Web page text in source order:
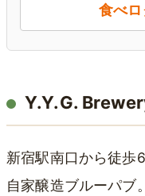
食べ
Y.Y.G.
新宿駅南口から徒歩
自家醸造ブルーパブ